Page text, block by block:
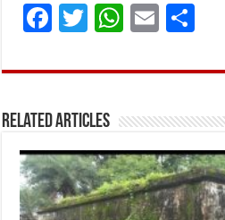
F
ce
o
o
k
T
it
r
W
at
A
p
p
E
ai ar
Related Articles